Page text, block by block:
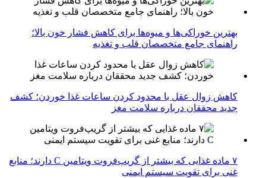
بهترین خوراکی‌ها و میوه‌ها برای کاهش فشار خون بالا؛
راهنمای جامع متخصصان قلب و تغذیه
کاهش زوال عقل با محدود کردن ساعات غذا خوردن؛ کشف
جدید محققان درباره سلامت مغز
۷ ماده غذایی که بیشتر از گریپ‌فروت ویتامین C دارند؛ منابع
غنی برای تقویت سیستم ایمنی